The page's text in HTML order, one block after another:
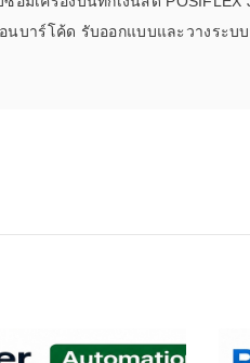
บาร์โค้ด รับออกแบบและวางร